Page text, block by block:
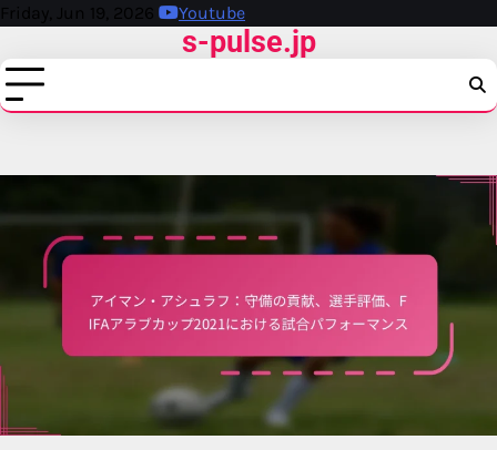
Skip
content
Friday, Jun 19, 2026 Youtube
s-pulse.jp